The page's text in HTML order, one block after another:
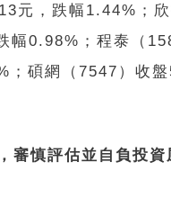
元，跌幅1.44%；
幅0.98%；程泰（
碩網（7547）收
慎評估並自負投資